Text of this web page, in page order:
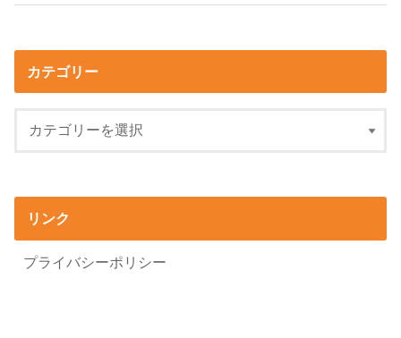
カテゴリー
リンク
プライバシーポリシー